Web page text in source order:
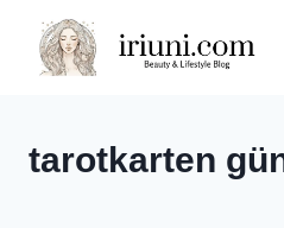
Inhalt
springen
tarotkarten